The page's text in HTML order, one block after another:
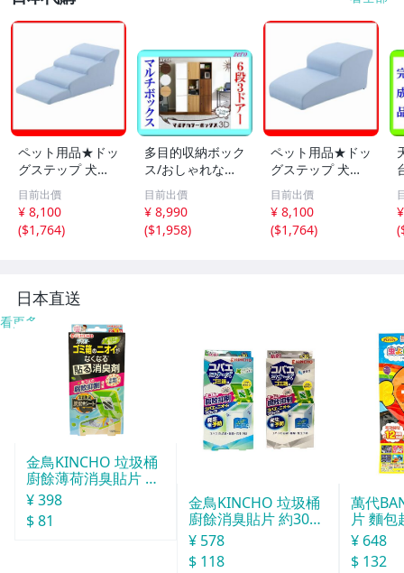
ペット用品★ドッ
グステップ 犬用
階段4段タイプ/胴
長 短足 超小型犬
用 ミニチュアダ
ックスフンド 他/
a4
目前出價
¥ 8,100
($1,764)
多目的収納ボック
ス/おしゃれなマ
ルチカラーボック
ス 6段3枚扉/キャ
ビネット 飾り棚
本棚 テレビ台 食
目前出價
¥ 8,990
($1,958)
ペット用品★ドッ
グステップ 犬用
階段2段タイプ/小
型 中型犬用 豆柴
他/ソファ ベッド
の上り下り/日本
目前出價
¥ 8,100
($1,764)
(
日本直送
看更多
金鳥KINCHO 垃圾桶
廚餘薄荷消臭貼片 約
30天分
¥ 398
$ 81
金鳥KINCHO 垃圾桶
廚餘消臭貼片 約30天
分
¥ 578
$ 118
萬代
片 麵包
¥ 648
$ 132